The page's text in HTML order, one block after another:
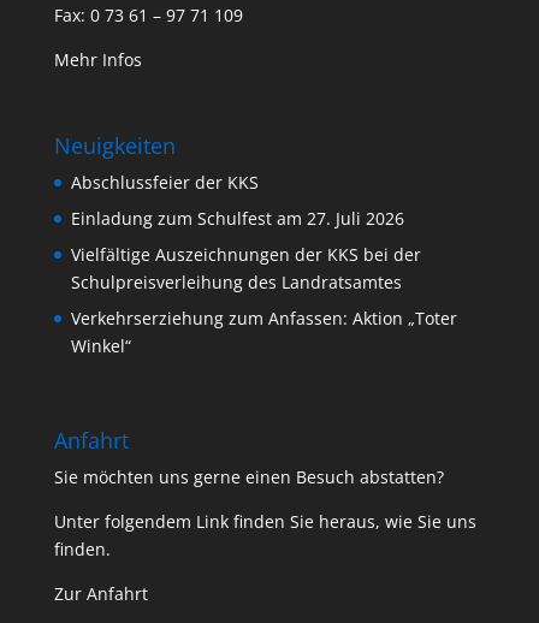
Fax: 0 73 61 – 97 71 109
Mehr Infos
Neuigkeiten
Abschlussfeier der KKS
Einladung zum Schulfest am 27. Juli 2026
Vielfältige Auszeichnungen der KKS bei der
Schulpreisverleihung des Landratsamtes
Verkehrserziehung zum Anfassen: Aktion „Toter
Winkel“
Anfahrt
Sie möchten uns gerne einen Besuch abstatten?
Unter folgendem Link finden Sie heraus, wie Sie uns
finden.
Zur Anfahrt